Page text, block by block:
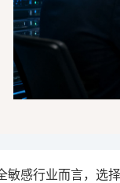
敏感行业而言，选